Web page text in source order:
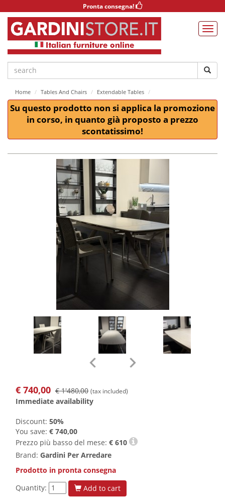
Pronta consegna!
Home Tables And Chairs Extendable Tables
Su questo prodotto non si applica la promozione
in corso, in quanto già proposto a prezzo
scontatissimo!
€ 740,00 € 1'480,00 (tax included)
Immediate availability
Discount: 50%
You save: € 740,00
Prezzo più basso del mese: € 610
Brand: Gardini Per Arredare
Prodotto in pronta consegna
Quantity:
Add to cart